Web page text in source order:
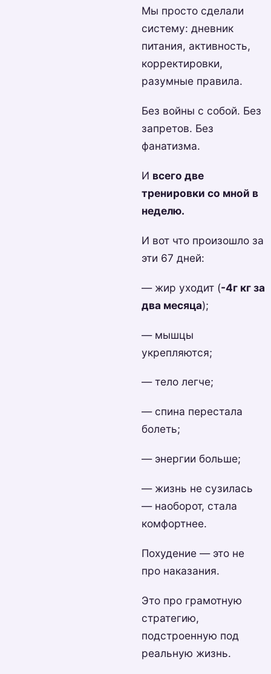
Мы просто сделали
систему: дневник
питания, активность,
корректировки,
разумные правила.
Без войны с собой. Без
запретов. Без
фанатизма.
И всего две
тренировки со мной в
неделю.
И вот что произошло за
эти 67 дней:
— жир уходит (-4г кг за
два месяца);
— мышцы
укрепляются;
— тело легче;
— спина перестала
болеть;
— энергии больше;
— жизнь не сузилась
— наоборот, стала
комфортнее.
Похудение — это не
про наказания.
Это про грамотную
стратегию,
подстроенную под
реальную жизнь.